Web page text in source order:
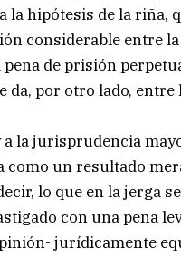
la hipótesis de la riña,
considerable entre
de prisión
da, por otro lado,
a la jurisprudencia
como un resultado
lo que en la jerga
con una pena
jurídicamente